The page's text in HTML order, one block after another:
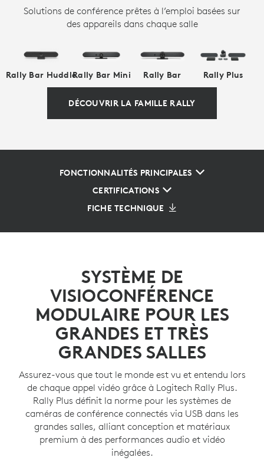
Solutions de conférence prêtes à l’emploi basées sur
des appareils dans chaque salle
Rally Bar HuddleRally Bar Mini Rally Bar Rally Plus
DÉCOUVRIR LA FAMILLE RALLY
FONCTIONNALITÉS PRINCIPALES
CERTIFICATIONS
FICHE TECHNIQUE
SYSTÈME DE
VISIOCONFÉRENCE
MODULAIRE POUR LES
GRANDES ET TRÈS
GRANDES SALLES
Assurez-vous que tout le monde est vu et entendu lors
de chaque appel vidéo grâce à Logitech Rally Plus.
Rally Plus définit la norme pour les systèmes de
caméras de conférence connectés via USB dans les
grandes salles, alliant conception et matériaux
premium à des performances audio et vidéo
inégalées.